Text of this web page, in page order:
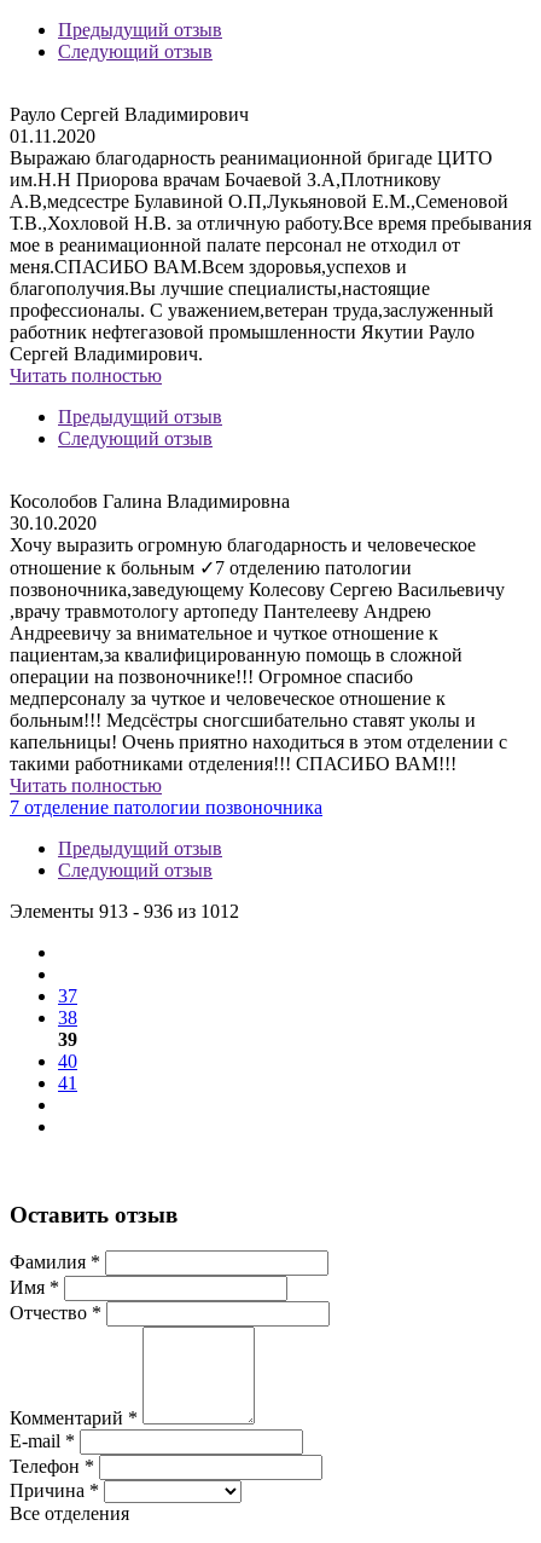
Предыдущий отзыв
Следующий отзыв
Рауло Сергей Владимирович
01.11.2020
Выражаю благодарность реанимационной бригаде ЦИТО
им.Н.Н Приорова врачам Бочаевой З.А,Плотникову
А.В,медсестре Булавиной О.П,Лукьяновой Е.М.,Семеновой
Т.В.,Хохловой Н.В. за отличную работу.Все время пребывания
мое в реанимационной палате персонал не отходил от
меня.СПАСИБО ВАМ.Всем здоровья,успехов и
благополучия.Вы лучшие специалисты,настоящие
профессионалы. С уважением,ветеран труда,заслуженный
работник нефтегазовой промышленности Якутии Рауло
Сергей Владимирович.
Читать полностью
Предыдущий отзыв
Следующий отзыв
Косолобов Галина Владимировна
30.10.2020
Хочу выразить огромную благодарность и человеческое
отношение к больным ✓7 отделению патологии
позвоночника,заведующему Колесову Сергею Васильевичу
,врачу травмотологу артопеду Пантелееву Андрею
Андреевичу за внимательное и чуткое отношение к
пациентам,за квалифицированную помощь в сложной
операции на позвоночнике!!! Огромное спасибо
медперсоналу за чуткое и человеческое отношение к
больным!!! Медсёстры сногсшибательно ставят уколы и
капельницы! Очень приятно находиться в этом отделении с
такими работниками отделения!!! СПАСИБО ВАМ!!!
Читать полностью
7 отделение патологии позвоночника
Предыдущий отзыв
Следующий отзыв
Элементы 913 - 936 из 1012
37
38
39
40
41
Оставить отзыв
Фамилия *
Имя *
Отчество *
Комментарий *
E-mail *
Телефон *
Причина *
Все отделения